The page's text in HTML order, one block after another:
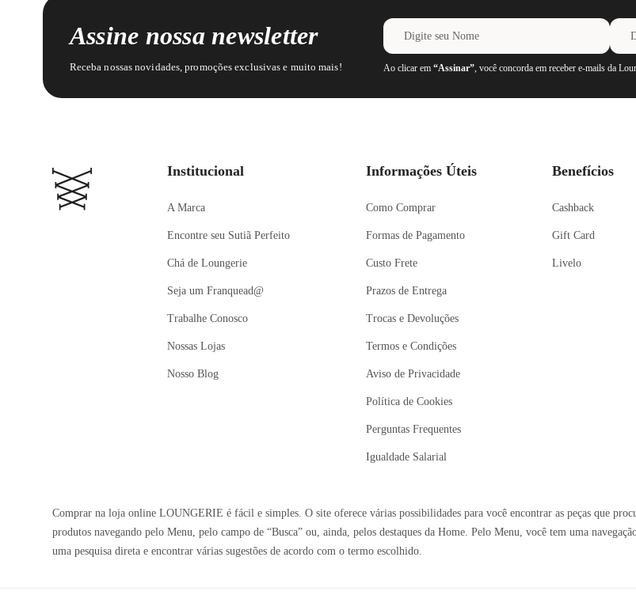
Assine nossa newsletter
Receba nossas novidades, promoções exclusivas e muito mais! Ao clicar em “Assinar”, você concorda em receber e-mails da
Institucional
A Marca
Encontre seu Sutiã Perfeito
Chá de Loungerie
Seja um Franquead@
Trabalhe Conosco
Nossas Lojas
Nosso Blog
Informações Úteis
Como Comprar
Formas de Pagamento
Custo Frete
Prazos de Entrega
Trocas e Devoluções
Termos e Condições
Aviso de Privacidade
Política de Cookies
Perguntas Frequentes
Igualdade Salarial
Benefícios
Cashback
Gift Card
Livelo
Comprar na loja online LOUNGERIE é fácil e simples. O site oferece várias possibilidades para você encontrar as peças que
produtos navegando pelo Menu, pelo campo de “Busca” ou, ainda, pelos destaques da Home. Pelo Menu, você tem uma
uma pesquisa direta e encontrar várias sugestões de acordo com o termo escolhido.